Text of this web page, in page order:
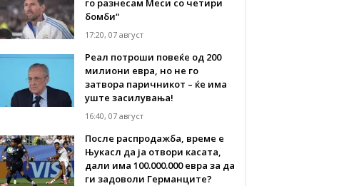
го разнесам Меси со четири
бомби“
17:20, 07 август
Реал потроши повеќе од 200
милиони евра, но не го
затвора паричникот – ќе има
уште засилувања!
16:40, 07 август
После распродажба, време е
Њукасл да ја отвори касата,
дали има 100.000.000 евра за да
ги задоволи Германците?